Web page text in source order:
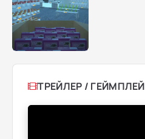
ТРЕЙЛЕР / ГЕЙМПЛЕЙ